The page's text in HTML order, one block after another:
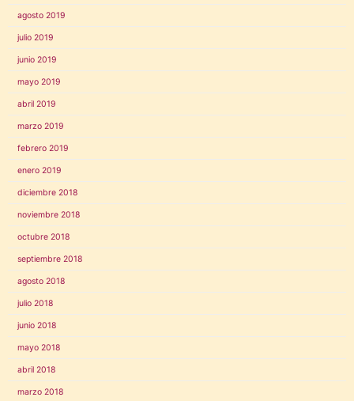
agosto 2019
julio 2019
junio 2019
mayo 2019
abril 2019
marzo 2019
febrero 2019
enero 2019
diciembre 2018
noviembre 2018
octubre 2018
septiembre 2018
agosto 2018
julio 2018
junio 2018
mayo 2018
abril 2018
marzo 2018